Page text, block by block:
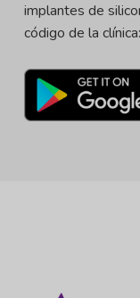
implantes de
código de la